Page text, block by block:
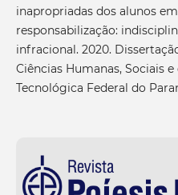
inapropriadas dos alunos
responsabilização:
infracional. 2020.
Ciências Humanas, Sociais
Tecnológica Federal do